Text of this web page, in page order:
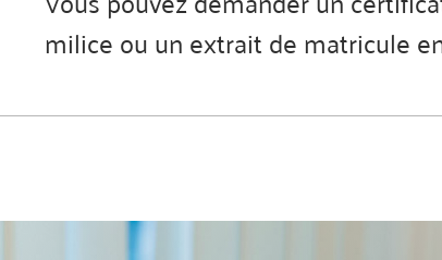
milice ou un extrait de matricule